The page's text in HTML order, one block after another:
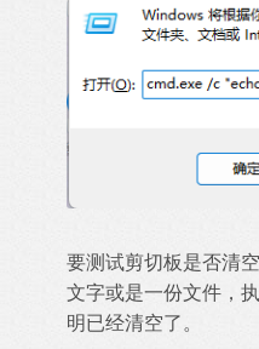
要测试剪切板是否清
文字或是一份文件，
明已经清空了。